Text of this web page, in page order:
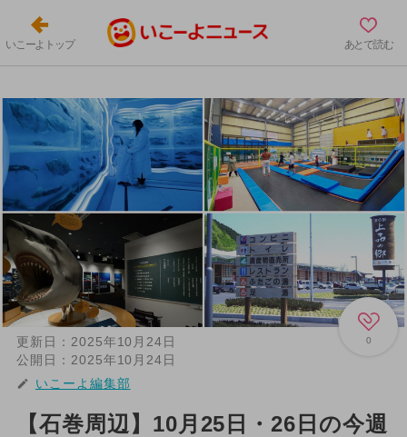
いこーよトップ あとで読む
0
更新日： 2025年10月24日
公開日： 2025年10月24日
いこーよ編集部
【石巻周辺】10月25日・26日の今週